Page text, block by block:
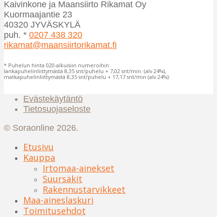
Kaivinkone ja Maansiirto Rikamat Oy
Kuormaajantie 23
40320 JYVÄSKYLÄ
puh. * 0207 438 320
rikamat@maansiirtorikamat.fi
* Puhelun hinta 020-alkuisiin numeroihin:
lankapuhelinliittymästä 8,35 snt/puhelu + 7,02 snt/min. (alv 24%),
matkapuhelinliittymästä 8,35 snt/puhelu + 17,17 snt/min (alv 24%):
Evästekäytäntö
Tietosuojaseloste
© Soraonline 2026.
Etusivu
Kauppa
Irtomaa-ainekset
Suursäkit
Rakennustarvikkeet
Maa-aineslaskuri
Toimitusehdot